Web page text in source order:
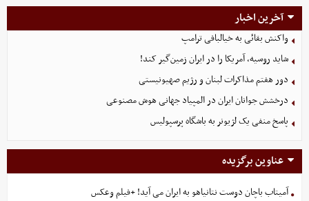
آخرین اخبار
واکنش بقائی به خیالبافی ترامپ
شاید روسیه، آمریکا را در ایران زمین‌گیر کند!
دور هفتم مذاکرات لبنان و رژیم صهیونیستی
درخشش جوانان ایران در المپیاد جهانی هوش مصنوعی
پاسخ منفی یک لژیونر به باشگاه پرسپولیس
عناوین برگزیده
آمیتاب باچان دوست نتانیاهو به ایران می آید! +فیلم وعکس